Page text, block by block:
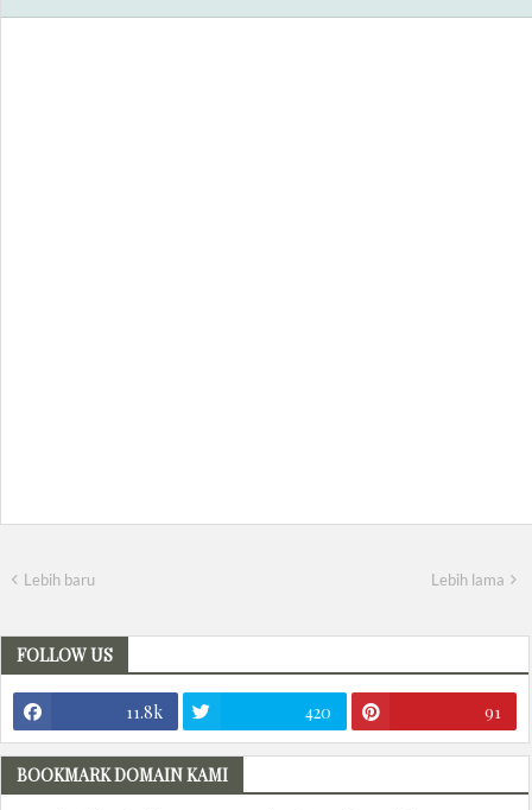
Lebih baru Lebih lama
FOLLOW US
11.8k 420 91
BOOKMARK DOMAIN KAMI